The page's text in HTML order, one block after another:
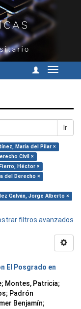
Cambiar
Ir
María del Pilar ×
Civil ×
Héctor ×
del Derecho ×
Galván, Jorge Alberto ×
filtros avanzados
El Posgrado en
; Montes, Patricia;
; Padrón
Benjamín;